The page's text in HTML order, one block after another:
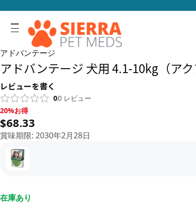
アドバンテージ
アドバンテージ 犬用 4.1-10kg（ア
レビューを書く
00 レビュー
20%お得, $68.33
20%お得
$68.33
賞味期限: 2030年2月28日
在庫あり